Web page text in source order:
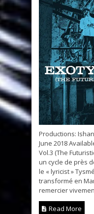
Productions:
June 2018
Vol.3 (The
un cycle de près
le « lyricist »
transformé en
remercier
Read More